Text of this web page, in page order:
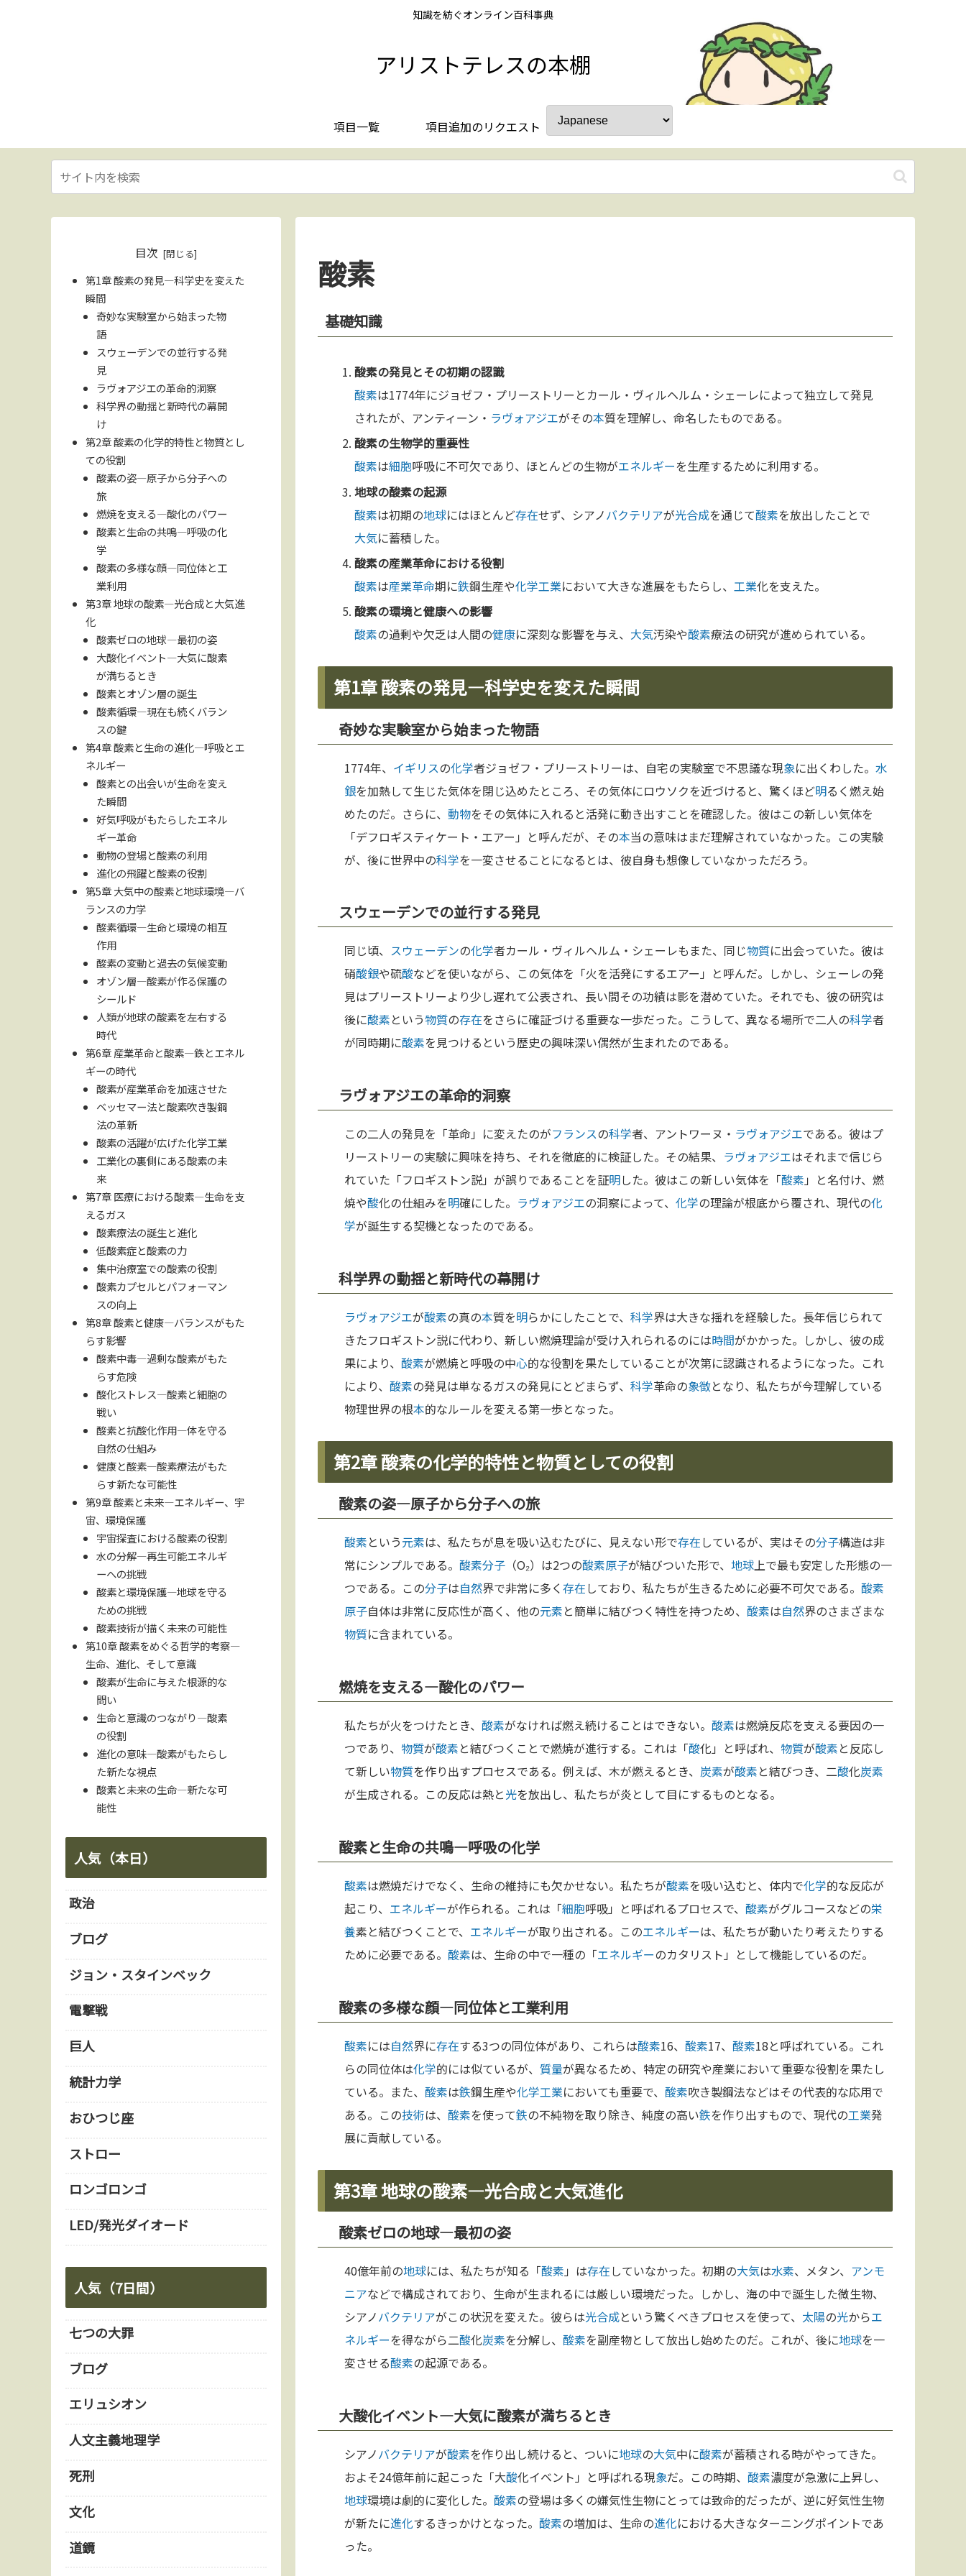
知識を紡ぐオンライン百科事典
アリストテレスの本棚
項目一覧 項目追加のリクエスト
酸素
基礎知識
酸素の発見とその初期の認識
酸素は1774年にジョゼフ・プリーストリーとカール・ヴィルヘルム・シェーレによって独立して発見
されたが、アンティーン・ ラヴォアジエがその本質を理解し、命名したものである。
酸素の生物学的重要性
酸素は細胞呼吸に不可欠であり、ほとんどの生物がエネルギーを生産するために利用する。
地球の酸素の起源
酸素は初期の地球にはほとんど存在せず、シアノバクテリアが光合成を通じて酸素を放出したことで
大気に蓄積した。
酸素の産業革命における役割
酸素は産業革命期に鉄鋼生産や化学工業において大きな進展をもたらし、 工業化を支えた。
酸素の環境と健康への影響
酸素の過剰や欠乏は人間の健康に深刻な影響を与え、 大気汚染や酸素療法の研究が進められている。
第1章 酸素の発見―科学史を変えた瞬間
奇妙な実験室から始まった物語
1774年、 イギリスの化学者ジョゼフ・プリーストリーは、自宅の実験室で不思議な現象に出くわした。 水
銀を加熱して生じた気体を閉じ込めたところ、その気体にロウソクを近づけると、驚くほど明るく燃え始
めたのだ。さらに、 動物をその気体に入れると活発に動き出すことを確認した。彼はこの新しい気体を
「デフロギスティケート・エアー」と呼んだが、その本当の意味はまだ理解されていなかった。この実験
が、後に世界中の科学を一変させることになるとは、彼自身も想像していなかっただろう。
スウェーデンでの並行する発見
同じ頃、 スウェーデンの化学者カール・ヴィルヘルム・シェーレもまた、同じ物質に出会っていた。彼は
硝酸銀や硫酸などを使いながら、この気体を「火を活発にするエアー」と呼んだ。しかし、シェーレの発
見はプリーストリーより少し遅れて公表され、長い間その功績は影を潜めていた。それでも、彼の研究は
後に酸素という物質の存在をさらに確証づける重要な一歩だった。こうして、異なる場所で二人の科学者
が同時期に酸素を見つけるという歴史の興味深い偶然が生まれたのである。
ラヴォアジエの革命的洞察
この二人の発見を「革命」に変えたのがフランスの科学者、アントワーヌ・ ラヴォアジエである。彼はプ
リーストリーの実験に興味を持ち、それを徹底的に検証した。その結果、 ラヴォアジエはそれまで信じら
れていた「フロギストン説」が誤りであることを証明した。彼はこの新しい気体を「酸素 」と名付け、燃
焼や酸化の仕組みを明確にした。 ラヴォアジエの洞察によって、 化学の理論が根底から覆され、現代の化
学が誕生する契機となったのである。
科学界の動揺と新時代の幕開け
ラヴォアジエが酸素の真の本質を明らかにしたことで、 科学界は大きな揺れを経験した。長年信じられて
きたフロギストン説に代わり、新しい燃焼理論が受け入れられるのには時間がかかった。しかし、彼の成
果により、 酸素が燃焼と呼吸の中心的な役割を果たしていることが次第に認識されるようになった。これ
により、 酸素の発見は単なるガスの発見にとどまらず、 科学革命の象徴となり、私たちが今理解している
物理世界の根本的なルールを変える第一歩となった。
第2章 酸素の化学的特性と物質としての役割
酸素の姿―原子から分子への旅
酸素という元素は、私たちが息を吸い込むたびに、見えない形で存在しているが、実はその分子構造は非
常にシンプルである。 酸素分子（O₂）は2つの酸素原子が結びついた形で、 地球上で最も安定した形態の一
つである。この分子は自然界で非常に多く存在しており、私たちが生きるために必要不可欠である。 酸素
原子自体は非常に反応性が高く、他の元素と簡単に結びつく特性を持つため、 酸素は自然界のさまざまな
物質に含まれている。
燃焼を支える―酸化のパワー
私たちが火をつけたとき、 酸素がなければ燃え続けることはできない。 酸素は燃焼反応を支える要因の一
つであり、 物質が酸素と結びつくことで燃焼が進行する。これは「酸化」と呼ばれ、 物質が酸素と反応し
て新しい物質を作り出すプロセスである。例えば、木が燃えるとき、 炭素が酸素と結びつき、二酸化炭素
が生成される。この反応は熱と光を放出し、私たちが炎として目にするものとなる。
酸素と生命の共鳴―呼吸の化学
酸素は燃焼だけでなく、生命の維持にも欠かせない。私たちが酸素を吸い込むと、体内で化学的な反応が
起こり、 エネルギーが作られる。これは「細胞呼吸」と呼ばれるプロセスで、 酸素がグルコースなどの栄
養素と結びつくことで、 エネルギーが取り出される。このエネルギーは、私たちが動いたり考えたりする
ために必要である。 酸素は、生命の中で一種の「エネルギーのカタリスト」として機能しているのだ。
酸素の多様な顔―同位体と工業利用
酸素には自然界に存在する3つの同位体があり、これらは酸素16、 酸素17、 酸素18と呼ばれている。これ
らの同位体は化学的には似ているが、 質量が異なるため、特定の研究や産業において重要な役割を果たし
ている。また、 酸素は鉄鋼生産や化学工業においても重要で、 酸素吹き製鋼法などはその代表的な応用で
ある。この技術は、 酸素を使って鉄の不純物を取り除き、純度の高い鉄を作り出すもので、現代の工業発
展に貢献している。
第3章 地球の酸素―光合成と大気進化
酸素ゼロの地球―最初の姿
40億年前の地球には、私たちが知る「酸素 」は存在していなかった。初期の大気は水素、メタン、 アンモ
ニアなどで構成されており、生命が生まれるには厳しい環境だった。しかし、海の中で誕生した微生物、
シアノバクテリアがこの状況を変えた。彼らは光合成という驚くべきプロセスを使って、 太陽の光からエ
ネルギーを得ながら二酸化炭素を分解し、 酸素を副産物として放出し始めたのだ。これが、後に地球を一
変させる酸素の起源である。
大酸化イベント―大気に酸素が満ちるとき
シアノバクテリアが酸素を作り出し続けると、ついに地球の大気中に酸素が蓄積される時がやってきた。
およそ24億年前に起こった「大酸化イベント」と呼ばれる現象だ。この時期、 酸素濃度が急激に上昇し、
地球環境は劇的に変化した。 酸素の登場は多くの嫌気性生物にとっては致命的だったが、逆に好気性生物
が新たに進化するきっかけとなった。 酸素の増加は、生命の進化における大きなターニングポイントであ
った。
目次
第1章 酸素の発見―科学史を変えた
瞬間
奇妙な実験室から始まった物
語
スウェーデンでの並行する発
見
ラヴォアジエの革命的洞察
科学界の動揺と新時代の幕開
け
第2章 酸素の化学的特性と物質とし
ての役割
酸素の姿―原子から分子への
旅
燃焼を支える―酸化のパワー
酸素と生命の共鳴―呼吸の化
学
酸素の多様な顔―同位体と工
業利用
第3章 地球の酸素―光合成と大気進
化
酸素ゼロの地球―最初の姿
大酸化イベント―大気に酸素
が満ちるとき
酸素とオゾン層の誕生
酸素循環―現在も続くバラン
スの鍵
第4章 酸素と生命の進化―呼吸とエ
ネルギー
酸素との出会いが生命を変え
た瞬間
好気呼吸がもたらしたエネル
ギー革命
動物の登場と酸素の利用
進化の飛躍と酸素の役割
第5章 大気中の酸素と地球環境―バ
ランスの力学
酸素循環―生命と環境の相互
作用
酸素の変動と過去の気候変動
オゾン層―酸素が作る保護の
シールド
人類が地球の酸素を左右する
時代
第6章 産業革命と酸素―鉄とエネル
ギーの時代
酸素が産業革命を加速させた
ベッセマー法と酸素吹き製鋼
法の革新
酸素の活躍が広げた化学工業
工業化の裏側にある酸素の未
来
第7章 医療における酸素―生命を支
えるガス
酸素療法の誕生と進化
低酸素症と酸素の力
集中治療室での酸素の役割
酸素カプセルとパフォーマン
スの向上
第8章 酸素と健康―バランスがもた
らす影響
酸素中毒―過剰な酸素がもた
らす危険
酸化ストレス―酸素と細胞の
戦い
酸素と抗酸化作用―体を守る
自然の仕組み
健康と酸素―酸素療法がもた
らす新たな可能性
第9章 酸素と未来―エネルギー、宇
宙、環境保護
宇宙探査における酸素の役割
水の分解―再生可能エネルギ
ーへの挑戦
酸素と環境保護―地球を守る
ための挑戦
酸素技術が描く未来の可能性
第10章 酸素をめぐる哲学的考察―
生命、進化、そして意識
酸素が生命に与えた根源的な
問い
生命と意識のつながり―酸素
の役割
進化の意味―酸素がもたらし
た新たな視点
酸素と未来の生命―新たな可
能性
人気（本日）
政治
ブログ
ジョン・スタインベック
電撃戦
巨人
統計力学
おひつじ座
ストロー
ロンゴロンゴ
LED/発光ダイオード
人気（7日間）
七つの大罪
ブログ
エリュシオン
人文主義地理学
死刑
文化
道鏡